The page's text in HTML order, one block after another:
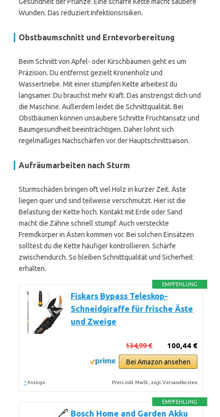
Wunden. Das reduziert Infektionsrisiken.
Obstbaumschnitt und Erntevorbereitung
Beim Schnitt von Apfel- oder Kirschbäumen geht es um
Präzision. Du entfernst gezielt Kronenholz und
Wassertriebe. Mit einer stumpfen Kette arbeitest du
langsamer. Du brauchst mehr Kraft. Das anstrengst dich und
die Maschine. Außerdem leidet die Schnittqualität. Bei
Obstbäumen können unsaubere Schnitte Fruchtansatz und
Baumgesundheit beeinträchtigen. Daher lohnt sich
regelmäßiges Nachschärfen vor der Hauptschnittsaison.
Aufräumarbeiten nach Sturm
Sturmschäden bringen oft viel Holz in kurzer Zeit. Äste
liegen quer und sind teilweise verschmutzt. Hier ist die
Belastung der Kette hoch. Kontakt mit Erde oder Sand
macht die Zähne schnell stumpf. Auch versteckte
Fremdkörper in Ästen kommen vor. Bei solchen Einsätzen
solltest du die Kette häufiger kontrollieren. Schärfe
zwischendurch. So bleiben Schnittqualität und Sicherheit
erhalten.
EMPFEHLUNG
Fiskars Bypass Teleskop-
Schneidgiraffe für frische Äste
und Zweige
100,44 €
134,99 €
Bei Amazon ansehen
* Anzeige Preis inkl. MwSt., zzgl. Versandkosten
EMPFEHLUNG
Bosch Home and Garden Akku